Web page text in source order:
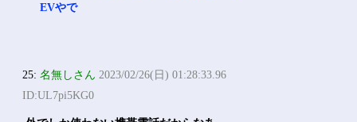
EVやで
25:名無しさん 2023/02/26(日) 01:28:33.96
ID:UL7pi5KG0